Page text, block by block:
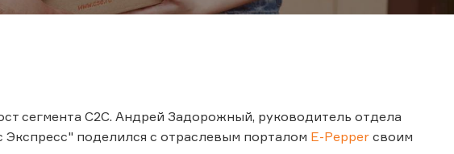
сегмента C2C. Андрей Задорожный, руководитель отдела
поделился с отраслевым порталом E-Pepper своим